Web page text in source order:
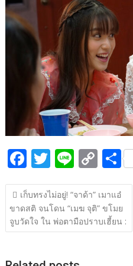
o
o
k
Li
n
k
F
ac
e
b
o
T
w
itt
er
Li
n
e
C
o
p
y
Li
S
h
e
แนะแนว
เรื่อง
เก็บทรงไม่อยู่! “จาด้า” เมาแอ๋
ขาดสติ จนโดน “เมฆ จุติ” ขโมย
จูบวัดใจ ใน พ่อตามือปราบเฮี้ยน :